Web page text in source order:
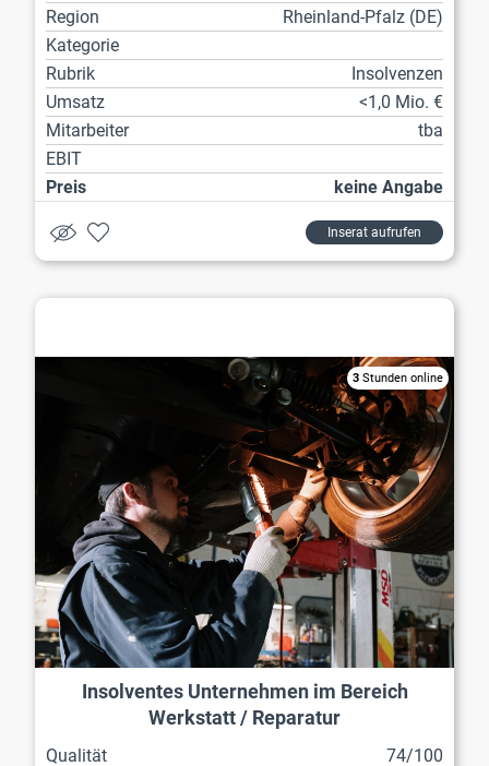
Region
Rheinland-Pfalz (DE)
Kategorie
Rubrik
Insolvenzen
Umsatz
<1,0 Mio. €
Mitarbeiter
tba
EBIT
Preis
keine Angabe
Inserat aufrufen
3 Stunden online
Insolventes Unternehmen im Bereich
Werkstatt / Reparatur
Qualität
74/100